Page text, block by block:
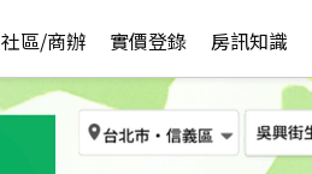
社區/商辦 實價登錄 房訊知識